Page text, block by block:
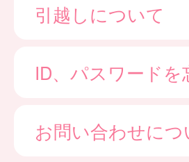
引越しについて
ID、パスワード
お問い合わせにつ